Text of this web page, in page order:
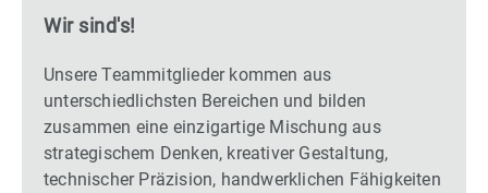
Wir sind's!
Unsere Teammitglieder kommen aus
unterschiedlichsten Bereichen und bilden
zusammen eine einzigartige Mischung aus
strategischem Denken, kreativer Gestaltung,
technischer Präzision, handwerklichen Fähigkeiten